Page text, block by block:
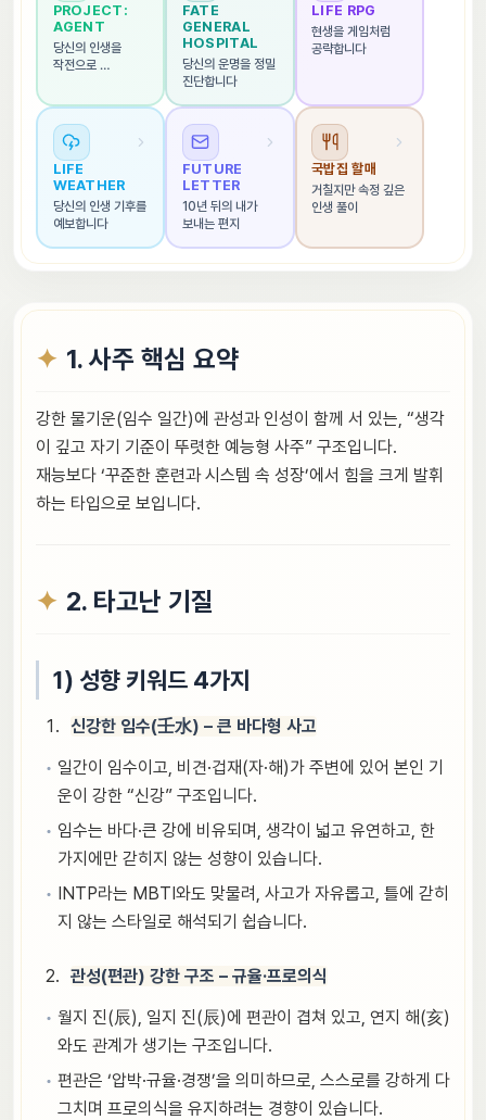
PROJECT:
AGENT
당신의 인생을
작전으로
FATE
GENERAL
HOSPITAL
당신의 운명을 정밀
진단합니다
LIFE RPG
현생을 게임처럼
공략합니다
LIFE
WEATHER
당신의 인생 기후를
예보합니다
FUTURE
LETTER
10년 뒤의 내가
보내는 편지
국밥집 할매
거칠지만 속정 깊은
인생 풀이
1. 사주 핵심 요약
강한 물기운(임수 일간)에 관성과 인성이 함께 서 있는, “생각
이 깊고 자기 기준이 뚜렷한 예능형 사주” 구조입니다.
재능보다 ‘꾸준한 훈련과 시스템 속 성장’에서 힘을 크게 발휘
하는 타입으로 보입니다.
2. 타고난 기질
1) 성향 키워드 4가지
신강한 임수(壬水) – 큰 바다형 사고
일간이 임수이고, 비견·겁재(자·해)가 주변에 있어 본인 기
운이 강한 “신강” 구조입니다.
임수는 바다·큰 강에 비유되며, 생각이 넓고 유연하고, 한
가지에만 갇히지 않는 성향이 있습니다.
INTP라는 MBTI와도 맞물려, 사고가 자유롭고, 틀에 갇히
지 않는 스타일로 해석되기 쉽습니다.
관성(편관) 강한 구조 – 규율·프로의식
월지 진(辰), 일지 진(辰)에 편관이 겹쳐 있고, 연지 해(亥)
와도 관계가 생기는 구조입니다.
편관은 ‘압박·규율·경쟁’을 의미하므로, 스스로를 강하게 다
그치며 프로의식을 유지하려는 경향이 있습니다.